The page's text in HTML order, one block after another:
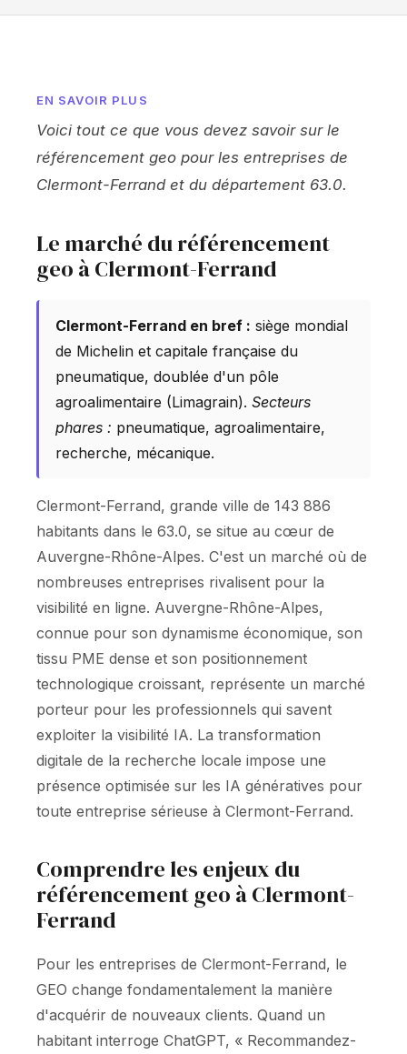
EN SAVOIR PLUS
Voici tout ce que vous devez savoir sur le
référencement geo pour les entreprises de
Clermont-Ferrand et du département 63.0.
Le marché du référencement
geo à Clermont-Ferrand
Clermont-Ferrand en bref : siège mondial
de Michelin et capitale française du
pneumatique, doublée d'un pôle
agroalimentaire (Limagrain). Secteurs
phares : pneumatique, agroalimentaire,
recherche, mécanique.
Clermont-Ferrand, grande ville de 143 886
habitants dans le 63.0, se situe au cœur de
Auvergne-Rhône-Alpes. C'est un marché où de
nombreuses entreprises rivalisent pour la
visibilité en ligne. Auvergne-Rhône-Alpes,
connue pour son dynamisme économique, son
tissu PME dense et son positionnement
technologique croissant, représente un marché
porteur pour les professionnels qui savent
exploiter la visibilité IA. La transformation
digitale de la recherche locale impose une
présence optimisée sur les IA génératives pour
toute entreprise sérieuse à Clermont-Ferrand.
Comprendre les enjeux du
référencement geo à Clermont-
Ferrand
Pour les entreprises de Clermont-Ferrand, le
GEO change fondamentalement la manière
d'acquérir de nouveaux clients. Quand un
habitant interroge ChatGPT, « Recommandez-